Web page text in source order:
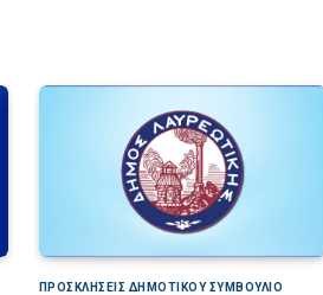
ΠΡΟΣΚΛΉΣΕΙΣ ΔΗΜΟΤΙΚΟΎ ΣΥΜΒΟΎΛΙΟ